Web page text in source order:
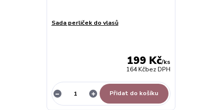
Sada perliček do vlasů
199 Kč/ks
164 Kčbez DPH
Přidat do košíku